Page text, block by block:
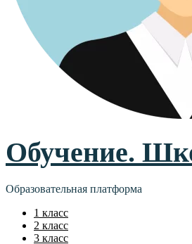
Обучение.
Образовательная платформа
1 класс
2 класс
3 класс